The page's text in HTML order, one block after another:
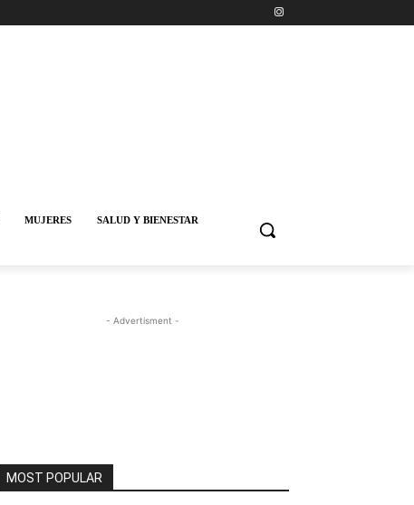
MUJERES
SALUD Y BIENESTAR
- Advertisment -
MOST POPULAR